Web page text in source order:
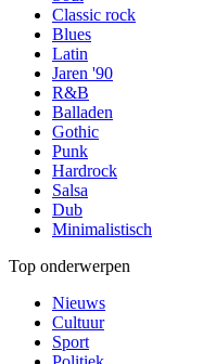
Classic rock
Blues
Latin
Jaren '90
R&B
Balladen
Gothic
Punk
Hardrock
Salsa
Dub
Minimalistisch
Top onderwerpen
Nieuws
Cultuur
Sport